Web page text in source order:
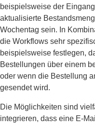
beispielsweise der
aktualisierte
Wochentag sein. In
die Workflows sehr
beispielsweise festlegen,
Bestellungen über einem
oder wenn die Bestellung
gesendet wird.
Die Möglichkeiten sind
integrieren, dass eine E-